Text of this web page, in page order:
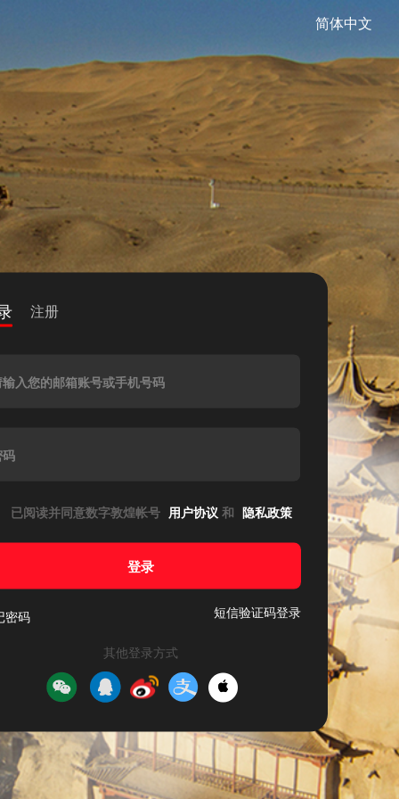
简体中文
注册
入您的邮箱账号或手机号码
已阅读并同意数字敦煌帐号 用户协议 和 隐私政策
登录
密码 短信验证码登录
其他登录方式